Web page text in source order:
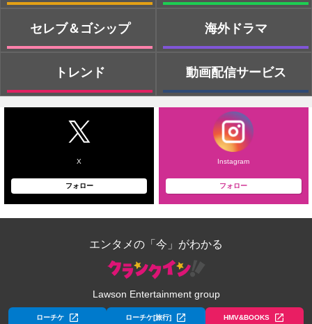
セレブ＆ゴシップ
トレンド
海外ドラマ
動画配信サービス
X
フォロー
Instagram
フォロー
エンタメの「今」がわかる
Lawson Entertainment group
ローチケ ローチケ[旅行] HMV&BOOKS